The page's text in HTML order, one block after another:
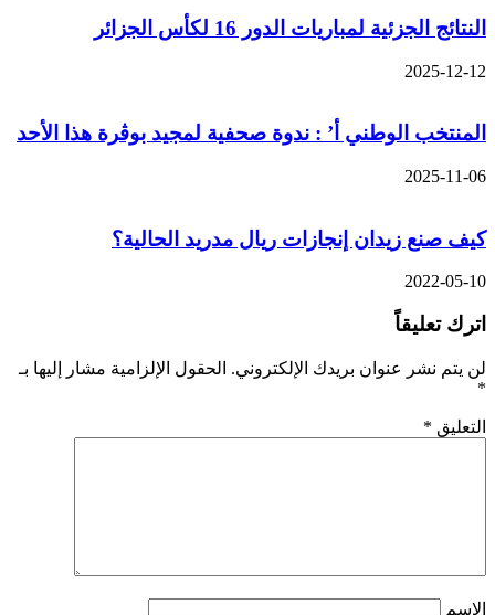
النتائج الجزئية لمباريات الدور 16 لكأس الجزائر
2025-12-12
المنتخب الوطني أ’ : ندوة صحفية لمجيد بوڨرة هذا الأحد
2025-11-06
كيف صنع زيدان إنجازات ريال مدريد الحالية؟
2022-05-10
اترك تعليقاً
لن يتم نشر عنوان بريدك الإلكتروني. الحقول الإلزامية مشار إليها بـ
*
التعليق *
الاسم